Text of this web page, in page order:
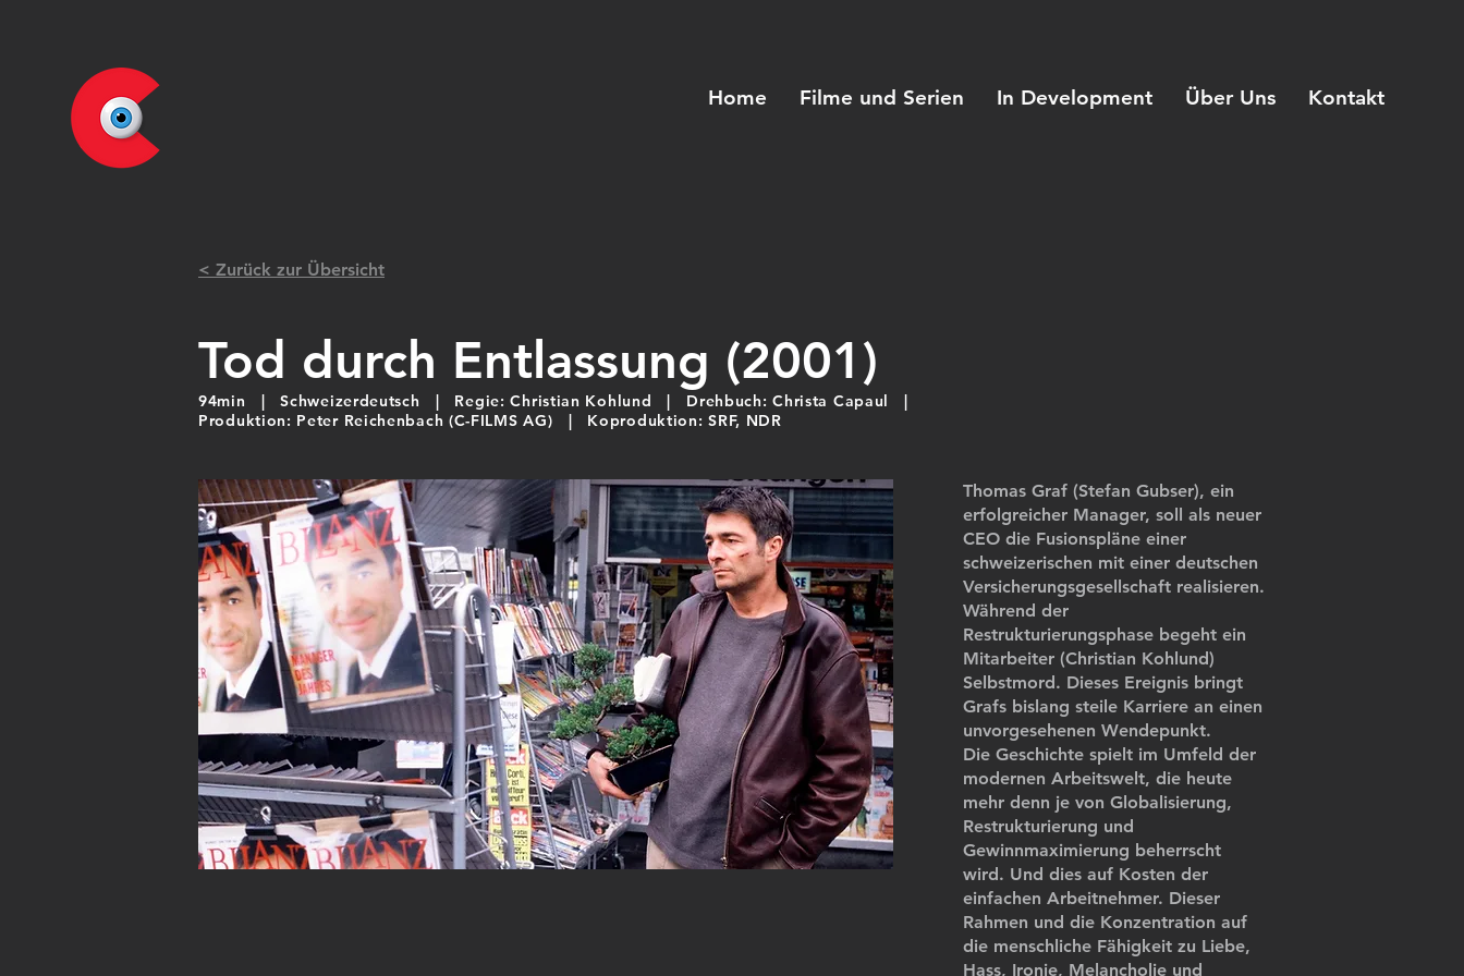
Home Filme und Serien In Development Über Uns Kontakt
< Zurück zur Übersicht
Tod durch Entlassung (2001)
94min | Schweizerdeutsch | Regie: Christian Kohlund | Drehbuch: Christa Capaul |
Produktion: Peter Reichenbach (C-FILMS AG) | Koproduktion: SRF, NDR
Thomas Graf (Stefan Gubser), ein
erfolgreicher Manager, soll als neuer
CEO die Fusionspläne einer
schweizerischen mit einer deutschen
Versicherungsgesellschaft realisieren.
Während der
Restrukturierungsphase begeht ein
Mitarbeiter (Christian Kohlund)
Selbstmord. Dieses Ereignis bringt
Grafs bislang steile Karriere an einen
unvorgesehenen Wendepunkt.
Die Geschichte spielt im Umfeld der
modernen Arbeitswelt, die heute
mehr denn je von Globalisierung,
Restrukturierung und
Gewinnmaximierung beherrscht
wird. Und dies auf Kosten der
einfachen Arbeitnehmer. Dieser
Rahmen und die Konzentration auf
die menschliche Fähigkeit zu Liebe,
Hass, Ironie, Melancholie und